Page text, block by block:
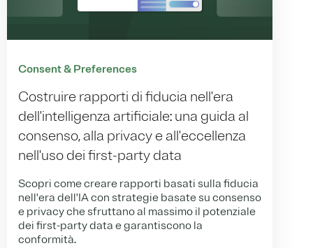
Consent & Preferences
Costruire rapporti di fiducia nell'era
dell'intelligenza artificiale: una guida al
consenso, alla privacy e all'eccellenza
nell'uso dei first-party data
Scopri come creare rapporti basati sulla fiducia
nell'era dell'IA con strategie basate su consenso
e privacy che sfruttano al massimo il potenziale
dei first-party data e garantiscono la
conformità.